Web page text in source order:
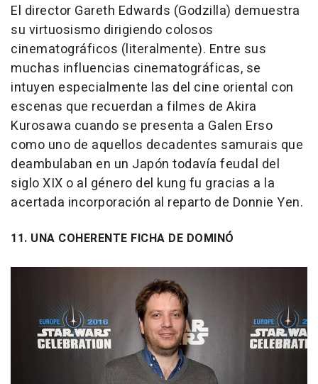
El director Gareth Edwards (Godzilla) demuestra
su virtuosismo dirigiendo colosos
cinematográficos (literalmente). Entre sus
muchas influencias cinematográficas, se
intuyen especialmente las del cine oriental con
escenas que recuerdan a filmes de Akira
Kurosawa cuando se presenta a Galen Erso
como uno de aquellos decadentes samurais que
deambulaban en un Japón todavía feudal del
siglo XIX o al género del kung fu gracias a la
acertada incorporación al reparto de Donnie Yen.
11. UNA COHERENTE FICHA DE DOMINÓ